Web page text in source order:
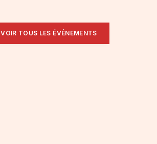
VOIR TOUS LES ÉVÉNEMENTS